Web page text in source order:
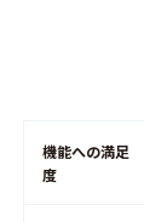
機能への満足
度